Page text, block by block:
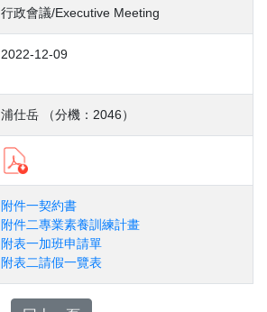
行政會議/Executive Meeting
2022-12-09
浦仕岳 （分機：2046）
附件一契約書
附件二專業素養訓練計畫
附表一加班申請單
附表二請假一覽表